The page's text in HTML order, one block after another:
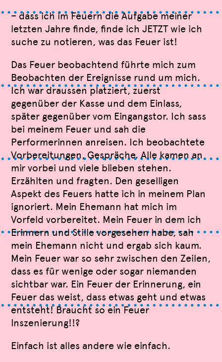
– dass ich im Feuern die Aufgabe meiner
letzten Jahre finde, finde ich JETZT wie ich
suche zu notieren, was das Feuer ist!
Das Feuer beobachtend führte mich zum
Beobachten der Ereignisse rund um mich.
Ich war draussen platziert, zuerst
gegenüber der Kasse und dem Einlass,
später gegenüber vom Eingangstor. Ich sass
bei meinem Feuer und sah die
Performerinnen anreisen. Ich beobachtete
Vorbereitungen, Gespräche. Alle kamen an
mir vorbei und viele blieben stehen.
Erzählten und fragten. Den geselligen
Aspekt des Feuers hatte ich in meinem Plan
ignoriert. Mein Ehemann hat mich im
Vorfeld vorbereitet. Mein Feuer in dem ich
Erinnern und Stille vorgesehen habe, sah
mein Ehemann nicht und ergab sich kaum.
Mein Feuer war so sehr zwischen den Zeilen,
dass es für wenige oder sogar niemanden
sichtbar war. Ein Feuer der Erinnerung, ein
Feuer das weist, dass etwas geht und etwas
entsteht! Braucht so ein Feuer
Inszenierung!!?
Einfach ist alles andere wie einfach.